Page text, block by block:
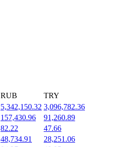
RUB
TRY
5,342,150.32 3,096,782.36
157,430.96
91,260.89
82.22
47.66
48,734.91
28,251.06